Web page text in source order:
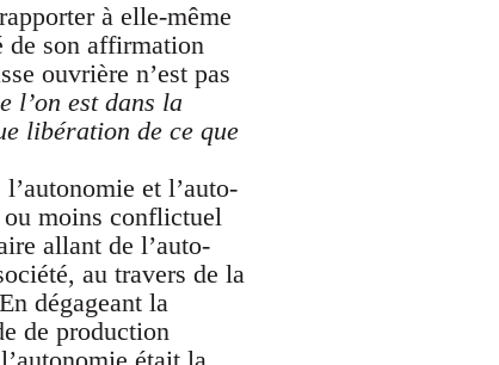
à elle-même
de son affirmation
ouvrière n’est pas
l’on est dans la
libération de ce que
et l’auto-
ou moins conflictuel
allant de l’auto-
au travers de la
dégageant la
de production